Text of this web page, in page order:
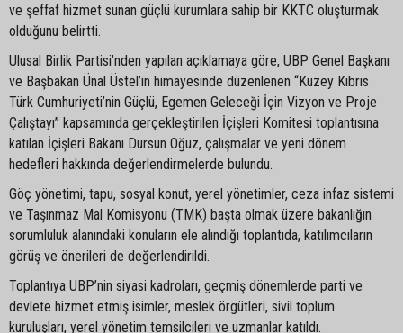
ve şeffaf hizmet sunan güçlü kurumlara sahip bir KKTC oluşturmak
olduğunu belirtti.
Ulusal Birlik Partisi’nden yapılan açıklamaya göre, UBP Genel Başkanı
ve Başbakan Ünal Üstel’in himayesinde düzenlenen “Kuzey Kıbrıs
Türk Cumhuriyeti’nin Güçlü, Egemen Geleceği İçin Vizyon ve Proje
Çalıştayı” kapsamında gerçekleştirilen İçişleri Komitesi toplantısına
katılan İçişleri Bakanı Dursun Oğuz, çalışmalar ve yeni dönem
hedefleri hakkında değerlendirmelerde bulundu.
Göç yönetimi, tapu, sosyal konut, yerel yönetimler, ceza infaz sistemi
ve Taşınmaz Mal Komisyonu (TMK) başta olmak üzere bakanlığın
sorumluluk alanındaki konuların ele alındığı toplantıda, katılımcıların
görüş ve önerileri de değerlendirildi.
Toplantıya UBP’nin siyasi kadroları, geçmiş dönemlerde parti ve
devlete hizmet etmiş isimler, meslek örgütleri, sivil toplum
kuruluşları, yerel yönetim temsilcileri ve uzmanlar katıldı.